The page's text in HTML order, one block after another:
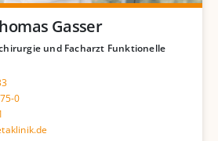
Gasser
und Facharzt Funktionelle
0